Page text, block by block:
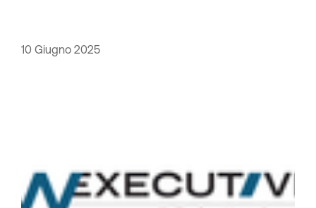
10 Giugno 2025